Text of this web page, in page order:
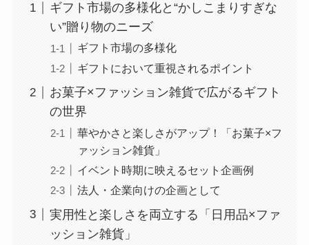
ギフト市場の多様化と“かしこまりすぎな
い”贈り物のニーズ
ギフト市場の多様化
ギフトにおいて重視されるポイント
お菓子×ファッション雑貨で広がるギフト
の世界
華やかさと楽しさがアップ！「お菓子×フ
ァッション雑貨」
イベント時期に映えるセット企画例
法人・企業向けの企画として
実用性と楽しさを両立する「日用品×ファ
ッション雑貨」